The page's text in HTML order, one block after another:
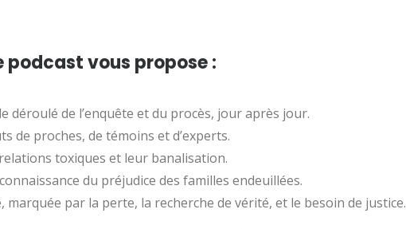
podcast vous propose :
déroulé de l’enquête et du procès, jour après jour.
de proches, de témoins et d’experts.
toxiques et leur banalisation.
du préjudice des familles endeuillées.
marquée par la perte, la recherche de vérité, et le besoin de justice.